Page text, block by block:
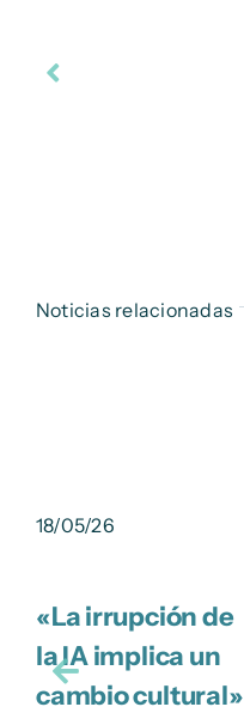
Noticias relacionadas
18/05/26
«La irrupción de
la IA implica un
cambio cultural»